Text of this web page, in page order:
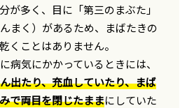
が多く、目に「第三のまぶた」
まく）があるため、まばたきの
くことはありません。
病気にかかっているときには、
出たり、充血していたり、まば
で両目を閉じたままにしていた